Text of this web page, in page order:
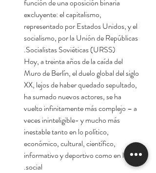
función de una oposición binaria
excluyente: el capitalismo,
representado por Estados Unidos, y el
socialismo, por la Unión de Repúblicas
Socialistas Soviéticas (URSS).
Hoy, a treinta años de la caída del
Muro de Berlín, el duelo global del siglo
XX, lejos de haber quedado sepultado,
ha sumado nuevos actores, se ha
vuelto infinitamente más complejo – a
veces ininteligible- y mucho más
inestable tanto en lo político,
económico, cultural, científico,
informativo y deportivo como en lo
social.